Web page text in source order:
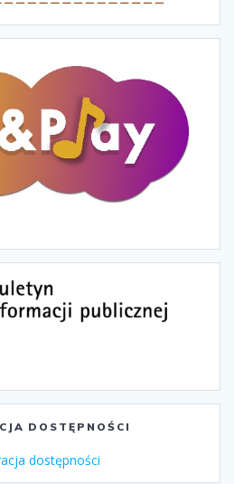
DOSTĘPNOŚCI
dostępności